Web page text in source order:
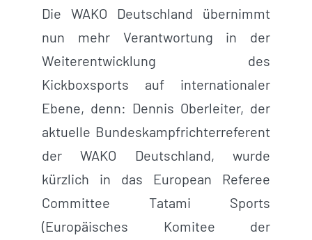
Die WAKO Deutschland übernimmt
nun mehr Verantwortung in der
Weiterentwicklung des
Kickboxsports auf internationaler
Ebene, denn: Dennis Oberleiter, der
aktuelle Bundeskampfrichterreferent
der WAKO Deutschland, wurde
kürzlich in das European Referee
Committee Tatami Sports
(Europäisches Komitee der